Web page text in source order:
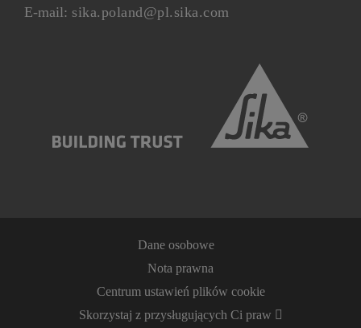
E-mail: sika.poland@pl.sika.com
Dane osobowe
Nota prawna
Centrum ustawień plików cookie
Skorzystaj z przysługujących Ci praw